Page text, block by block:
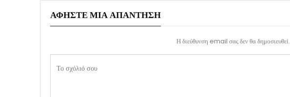
ΑΦΉΣΤΕ ΜΙΑ ΑΠΆΝΤΗΣΗ
Η διεύθυνση email σας δεν θα δημοσιευθεί.